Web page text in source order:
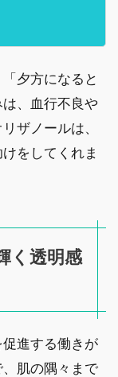
夕方になると
、血行不良や
ザノールは、
をしてくれま
く透明感
進する働きが
肌の隅々まで